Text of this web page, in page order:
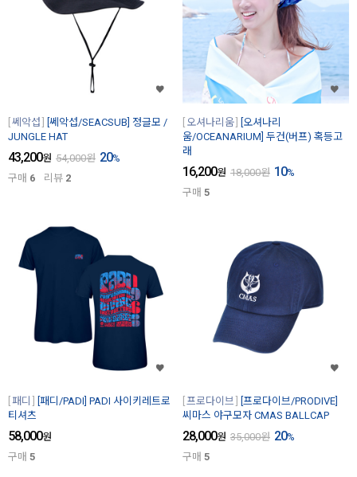
쎄악섭
[쎄악섭/SEACSUB] 정글모 /
JUNGLE HAT
43,200원 54,000원 20%
구매 6 리뷰 2
오셔나리움
[오셔나리
움/OCEANARIUM] 두건(버프) 혹등고
래
16,200원 18,000원 10%
구매 5
패디
[패디/PADI] PADI 사이키레트로
티셔츠
58,000원
구매 5
프로다이브
[프로다이브/PRODIVE]
씨마스 야구모자 CMAS BALLCAP
28,000원 35,000원 20%
구매 5